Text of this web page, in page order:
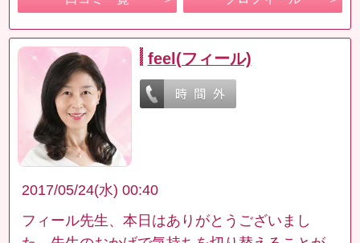
feel(フィール)
2017/05/24(水) 00:40
フィール先生、本日はありがとうございまし